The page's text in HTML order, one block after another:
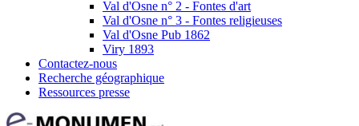
Val d'Osne n° 2 - Fontes d'art
Val d'Osne n° 3 - Fontes religieuses
Val d'Osne Pub 1862
Viry 1893
Contactez-nous
Recherche géographique
Ressources presse